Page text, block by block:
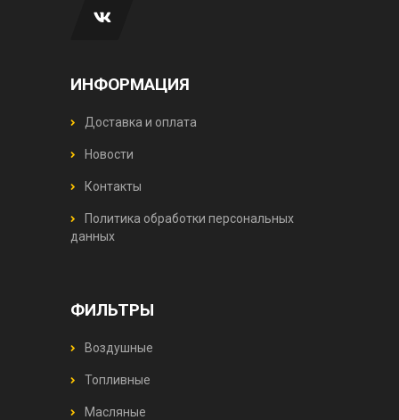
ИНФОРМАЦИЯ
Доставка и оплата
Новости
Контакты
Политика обработки персональных
данных
ФИЛЬТРЫ
Воздушные
Топливные
Масляные